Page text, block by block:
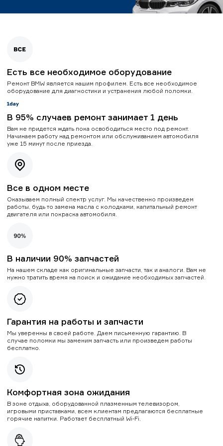
Есть все необходимое оборудование
Ремонт BMW является нашим профилем. Есть все необходимое
оборудование для диагностики и устранения любой поломки.
В 95% случаев ремонт занимает 1 день
Вам не придется ждать пока освободиться место под ремонт.
Начинаем работу над ремонтом или обслуживанием автомобиля
уже 15 минут после приезда.
Все в одном месте
Оказываем полный спектр услуг. Мы качественно произведем
работы, будь то замена масла с колодками, капитальный ремонт
двигателя или покраска автомобиля.
В наличии 90% запчастей
На нашем складе как оригинальные запчасти, так и аналоги. Вам не
нужно тратить время на поиск и ожидание необходимых запчастей.
Гарантия на работы и запчасти
Мы уверенны в своей работе. Даем письменную гарантию. В
случае поломки мы заменим запчасть или произведем работы
бесплатно.
Комфортная зона ожидания
В зоне отдыха, оборудованной плазменным телевизором,
игровыми приставками, всем клиентам предлагаются бесплатные
горячие напитки. Работает бесплатный Wi-Fi.